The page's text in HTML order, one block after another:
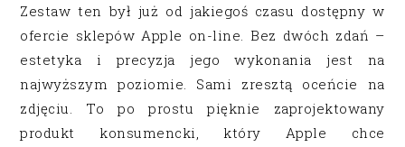
Zestaw ten był już od jakiegoś czasu dostępny w
ofercie sklepów Apple on-line. Bez dwóch zdań –
estetyka i precyzja jego wykonania jest na
najwyższym poziomie. Sami zresztą oceńcie na
zdjęciu. To po prostu pięknie zaprojektowany
produkt konsumencki, który Apple chce